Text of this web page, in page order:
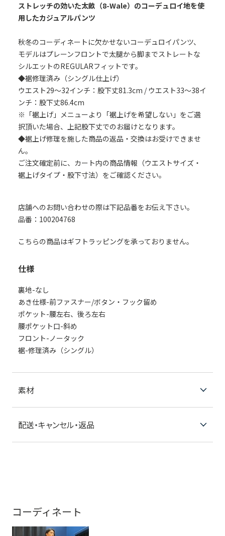
ストレッチの効いた太畝（8-Wale）のコーデュロイ地を使
用したカジュアルパンツ
秋冬のコーディネートに欠かせないコーデュロイパンツ、
モデルはプレーンフロントで太腿から脚までストレートな
シルエットのREGULARフィットです。
◆裾修理済み（シングル仕上げ）
ウエスト29～32インチ：股下丈81.3cm / ウエスト33～38イ
ンチ：股下丈86.4cm
※「裾上げ」メニューより「裾上げを希望しない」をご選
択頂いた場合、上記股下丈でのお届けとなります。
◆裾上げ修理を施した商品の返品・交換はお受けできませ
ん。
ご注文確定前に、カート内の商品情報（ウエストサイズ・
裾上げタイプ・股下寸法）をご確認ください。
店舗へのお問い合わせの際は下記品番をお伝え下さい。
品番：100204768
こちらの商品はギフトラッピングを承っておりません。
仕様
裏地-なし
あき仕様-前ファスナー/ボタン・フック留め
ポケット-腰左右、後ろ左右
腰ポケット口-斜め
フロント-ノータック
裾-修理済み（シングル）
素材
配送・キャンセル・返品
コーディネート